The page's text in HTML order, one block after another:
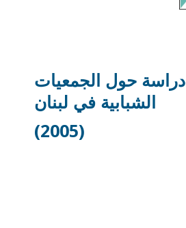
دراسة حول الجمعيات
الشبابية في لبنان
(2005)